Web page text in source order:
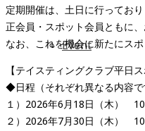
Event
定期開催は、土日に行ってお
正会員・スポット会員ともに
なお、これを機会に新たにス
【テイスティングクラブ平日ス
◆日程（それぞれ異なる内容で
１）2026年6月18日（木）
２）2026年7月30日（木）